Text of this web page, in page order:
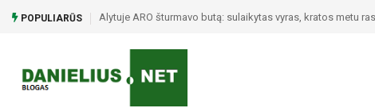
POPULIARŪS Poezijos ir bendrystės vakaras Naujojoje Ūtoje: Vinco